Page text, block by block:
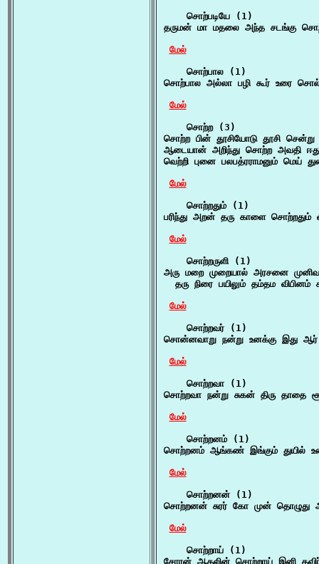
    சொற்படியே (1)
தருமன் மா மதலை அந்த சடங்கு
மேல்
    சொற்பால (1)
சொற்பால அல்லா பழி கூர் உரை
மேல்
    சொற்ற (3)
சொற்ற பின் தூசியோடு தூசி
ஆடையான் அறிந்து சொற்ற அவதி
வெற்றி புனை பலபத்ரராமனும்
மேல்
    சொற்றதும் (1)
பரிந்து அறன் தரு காளை சொற்றதும்
மேல்
    சொற்றருளி (1)
அரு மறை முறையால் அரசனை
தரு நிரை பயிலும் தம்தம
மேல்
    சொற்றவர் (1)
சொன்னவாறு நன்று உனக்கு இது
மேல்
    சொற்றவா (1)
சொற்றவா நன்று சுகன் திரு தாதை
மேல்
    சொற்றனம் (1)
சொற்றனம் ஆங்கண் இங்கும் துயில்
மேல்
    சொற்றனன் (1)
சொற்றனன் சுரர் கோ முன் தொழுது
மேல்
    சொற்றாய் (1)
சோரன் ஆதலின் சொற்றாய் இனி